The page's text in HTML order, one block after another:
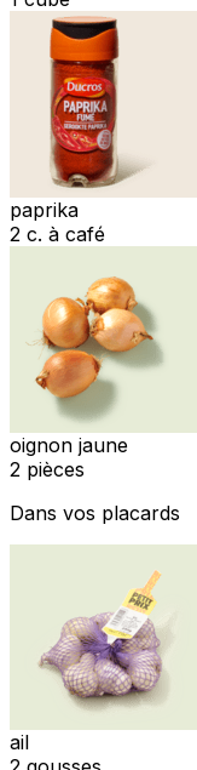
paprika
2 c. à café
oignon jaune
2 pièces
Dans vos placards
ail